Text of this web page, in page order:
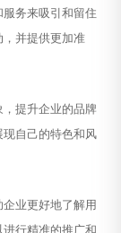
务来吸引和留住
并提供更加准
提升企业的品牌
自己的特色和风
业更好地了解用
行精准的推广和